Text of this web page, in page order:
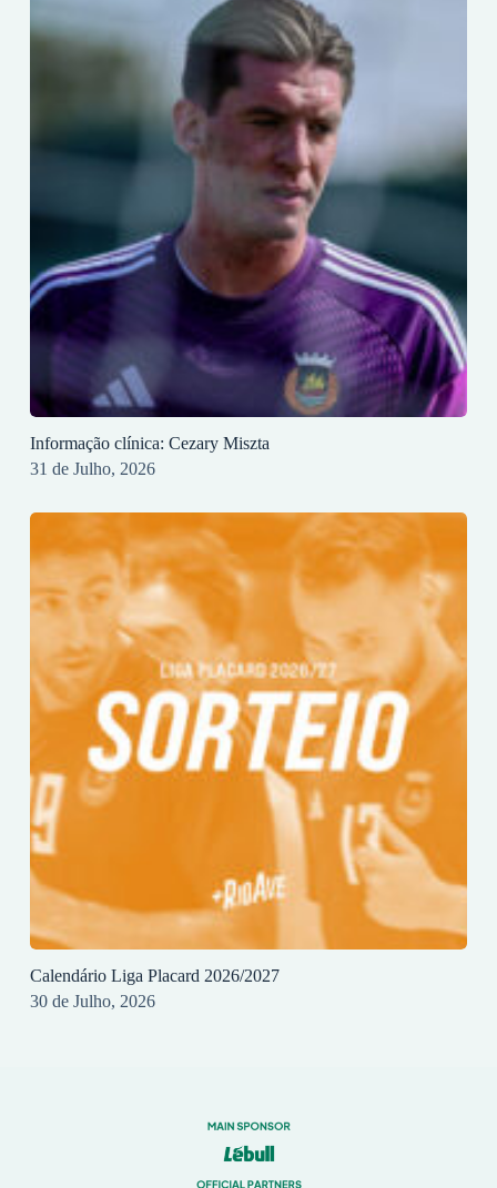
Informação clínica: Cezary Miszta
31 de Julho, 2026
Calendário Liga Placard 2026/2027
30 de Julho, 2026